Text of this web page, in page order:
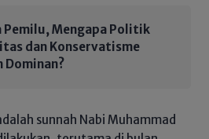
Pemilu, Mengapa Politik
dan Konservatisme
Dominan?
sunnah Nabi Muhammad